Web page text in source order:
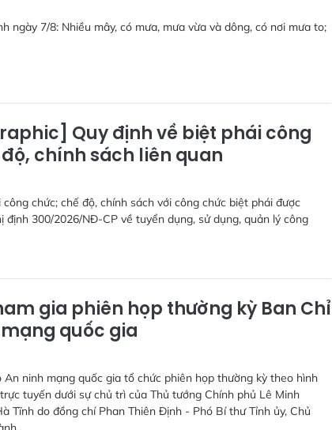
ngày 7/8: Nhiều mây, có mưa, mưa vừa và dông, có nơi mưa to;
Quy định về biệt phái công
chính sách liên quan
chức; chế độ, chính sách với công chức biệt phái được
định 300/2026/NĐ-CP về tuyển dụng, sử dụng, quản lý công
gia phiên họp thường kỳ Ban Chỉ
quốc gia
An ninh mạng quốc gia tổ chức phiên họp thường kỳ theo hình
tuyến dưới sự chủ trì của Thủ tướng Chính phủ Lê Minh
Tĩnh do đồng chí Phan Thiên Định - Phó Bí thư Tỉnh ủy, Chủ